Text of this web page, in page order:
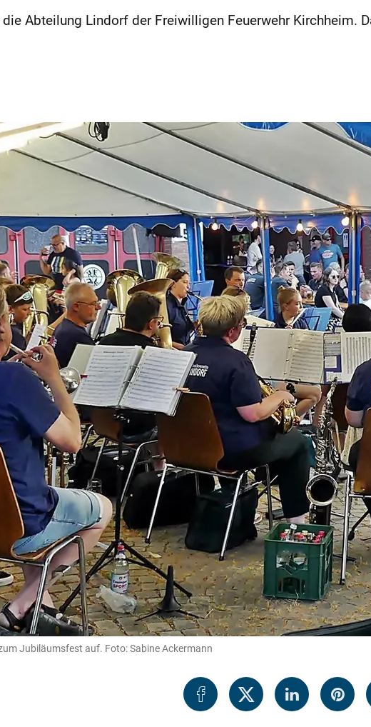
Abteilung Lindorf der Freiwilligen Feuerwehr Kirchheim.
Jubiläumsfest auf. Foto: Sabine Ackermann